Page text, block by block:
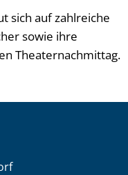
sich auf zahlreiche
sowie ihre
Theaternachmittag.